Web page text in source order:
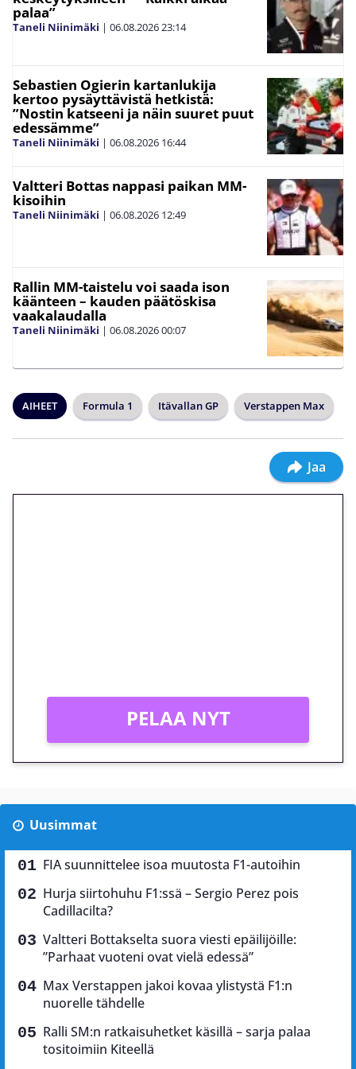
palaa”
Taneli Niinimäki | 06.08.202623:14
Sebastien Ogierin kartanlukija
kertoo pysäyttävistä hetkistä:
”Nostin katseeni ja näin suuret puut
edessämme”
Taneli Niinimäki | 06.08.2026 16:44
Valtteri Bottas nappasi paikan MM-
kisoihin
Taneli Niinimäki | 06.08.2026 12:49
Rallin MM-taistelu voi saada ison
käänteen – kauden päätöskisa
vaakalaudalla
Taneli Niinimäki | 06.08.202600:07
AIHEET Formula 1 Itävallan GP Verstappen Max
Jaa
PELAA NYT
Uusimmat
FIA suunnittelee isoa muutosta F1-autoihin
Hurja siirtohuhu F1:ssä – Sergio Perez pois
Cadillacilta?
Valtteri Bottakselta suora viesti epäilijöille:
”Parhaat vuoteni ovat vielä edessä”
Max Verstappen jakoi kovaa ylistystä F1:n
nuorelle tähdelle
Ralli SM:n ratkaisuhetket käsillä – sarja palaa
tositoimiin Kiteellä